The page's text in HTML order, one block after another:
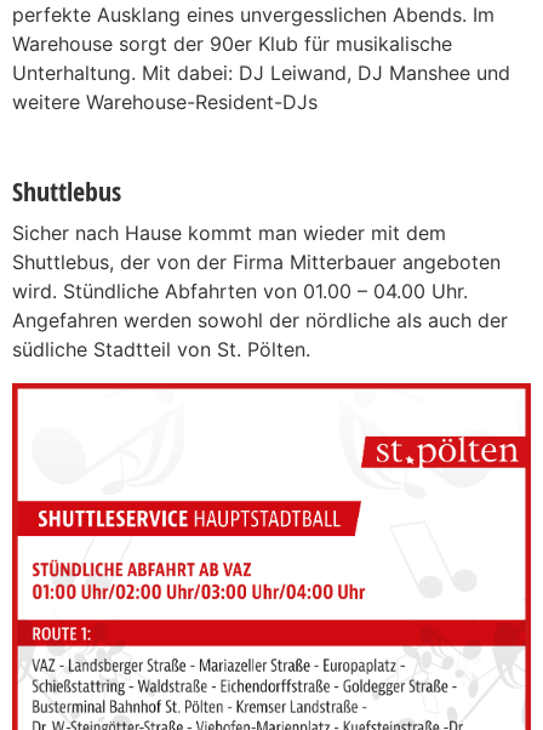
perfekte Ausklang eines unvergesslichen Abends. Im
Warehouse sorgt der 90er Klub für musikalische
Unterhaltung. Mit dabei: DJ Leiwand, DJ Manshee und
weitere Warehouse-Resident-DJs
Shuttlebus
Sicher nach Hause kommt man wieder mit dem
Shuttlebus, der von der Firma Mitterbauer angeboten
wird. Stündliche Abfahrten von 01.00 – 04.00 Uhr.
Angefahren werden sowohl der nördliche als auch der
südliche Stadtteil von St. Pölten.